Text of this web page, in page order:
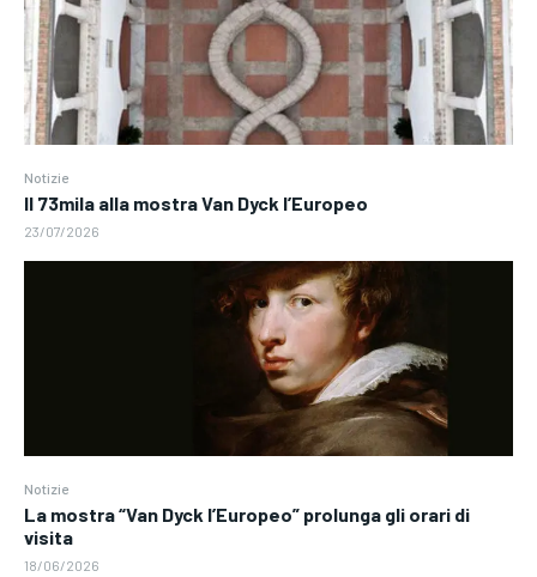
Notizie
Il 73mila alla mostra Van Dyck l’Europeo
23/07/2026
Notizie
La mostra “Van Dyck l’Europeo” prolunga gli orari di
visita
18/06/2026